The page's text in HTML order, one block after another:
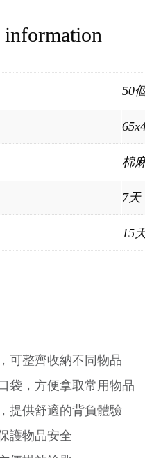
50
棉
7天
15
可整齊收納不同物品
袋，方便拿取常用物品
提供舒適的背負體驗
護物品安全